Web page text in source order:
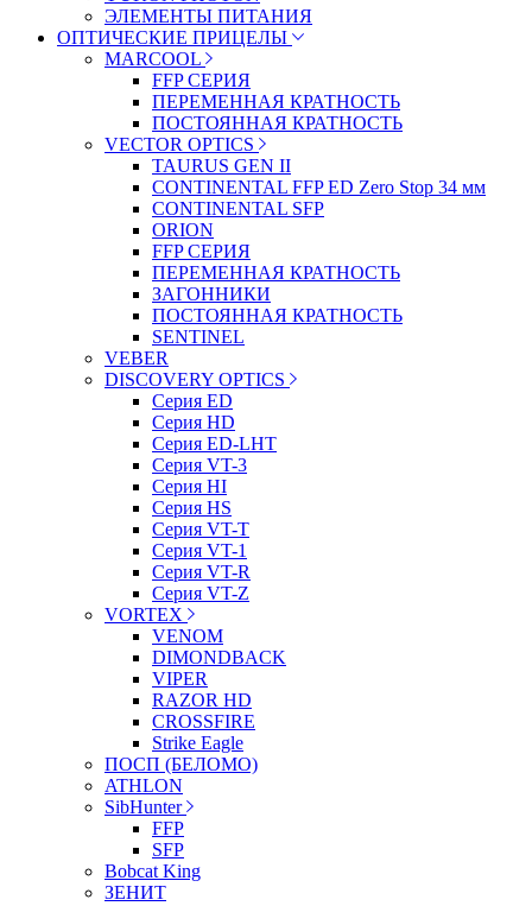
ЭЛЕМЕНТЫ ПИТАНИЯ
ОПТИЧЕСКИЕ ПРИЦЕЛЫ
MARCOOL
FFP СЕРИЯ
ПЕРЕМЕННАЯ КРАТНОСТЬ
ПОСТОЯННАЯ КРАТНОСТЬ
VECTOR OPTICS
TAURUS GEN II
CONTINENTAL FFP ED Zero Stop 34 мм
CONTINENTAL SFP
ORION
FFP СЕРИЯ
ПЕРЕМЕННАЯ КРАТНОСТЬ
ЗАГОННИКИ
ПОСТОЯННАЯ КРАТНОСТЬ
SENTINEL
VEBER
DISCOVERY OPTICS
Серия ED
Серия HD
Серия ED-LHT
Серия VT-3
Серия HI
Серия HS
Серия VT-T
Серия VT-1
Серия VT-R
Серия VT-Z
VORTEX
VENOM
DIMONDBACK
VIPER
RAZOR HD
CROSSFIRE
Strike Eagle
ПОСП (БЕЛОМО)
ATHLON
SibHunter
FFP
SFP
Bobcat King
ЗЕНИТ